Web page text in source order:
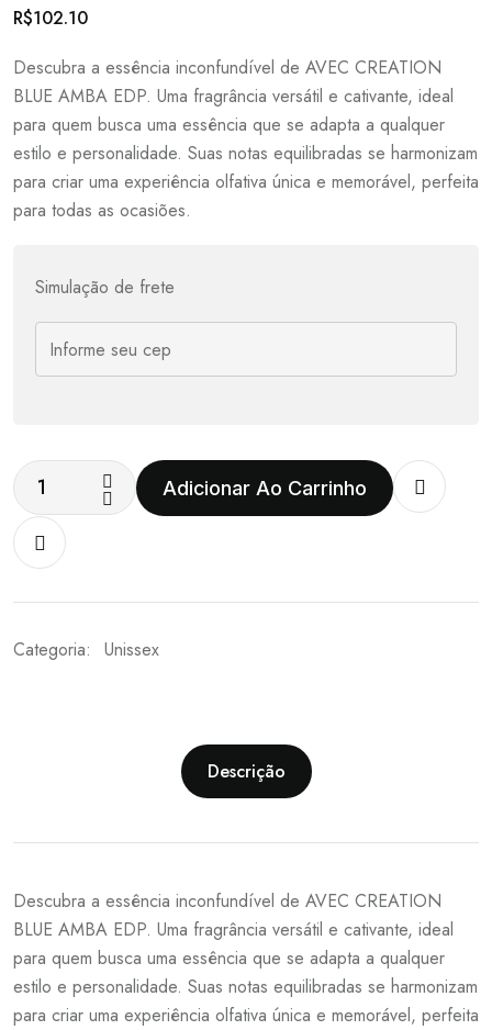
R$102.10
Descubra a essência inconfundível de AVEC CREATION
BLUE AMBA EDP. Uma fragrância versátil e cativante, ideal
para quem busca uma essência que se adapta a qualquer
estilo e personalidade. Suas notas equilibradas se harmonizam
para criar uma experiência olfativa única e memorável, perfeita
para todas as ocasiões.
Simulação de frete
Adicionar Ao Carrinho
Categoria: Unissex
Descrição
Descubra a essência inconfundível de AVEC CREATION
BLUE AMBA EDP. Uma fragrância versátil e cativante, ideal
para quem busca uma essência que se adapta a qualquer
estilo e personalidade. Suas notas equilibradas se harmonizam
para criar uma experiência olfativa única e memorável, perfeita